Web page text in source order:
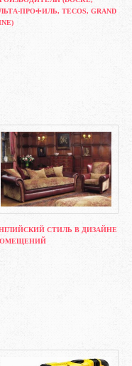
ПРОФИЛЬ, TECOS, GRAND
СТИЛЬ В ДИЗАЙНЕ